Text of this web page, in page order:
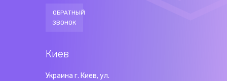
ОБРАТНЫЙ
ЗВОНОК
Киев
Украина г. Киев, ул.